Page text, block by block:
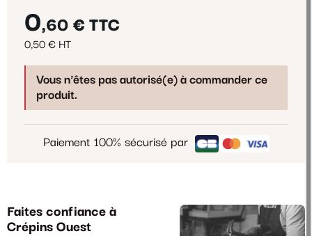
0,60 € TTC
0,50 € HT
Vous n'êtes pas autorisé(e) à commander ce
produit.
Paiement 100% sécurisé par
Faites confiance à
Crépins Ouest